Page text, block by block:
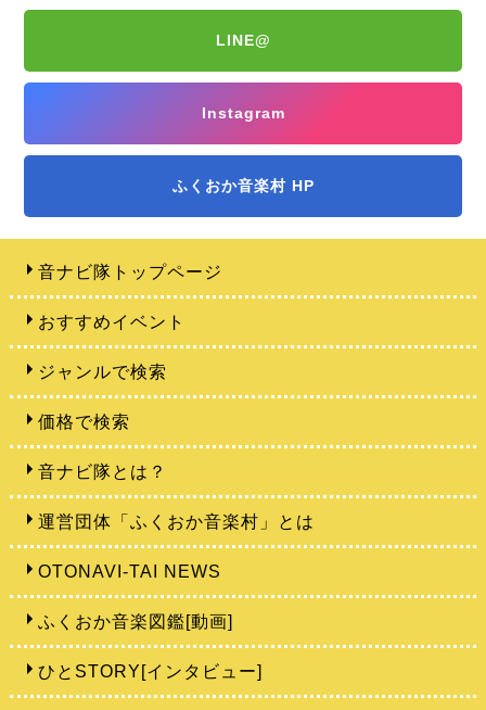
LINE@
Instagram
ふくおか音楽村 HP
音ナビ隊トップページ
おすすめイベント
ジャンルで検索
価格で検索
音ナビ隊とは？
運営団体「ふくおか音楽村」とは
OTONAVI-TAI NEWS
ふくおか音楽図鑑[動画]
ひとSTORY[インタビュー]